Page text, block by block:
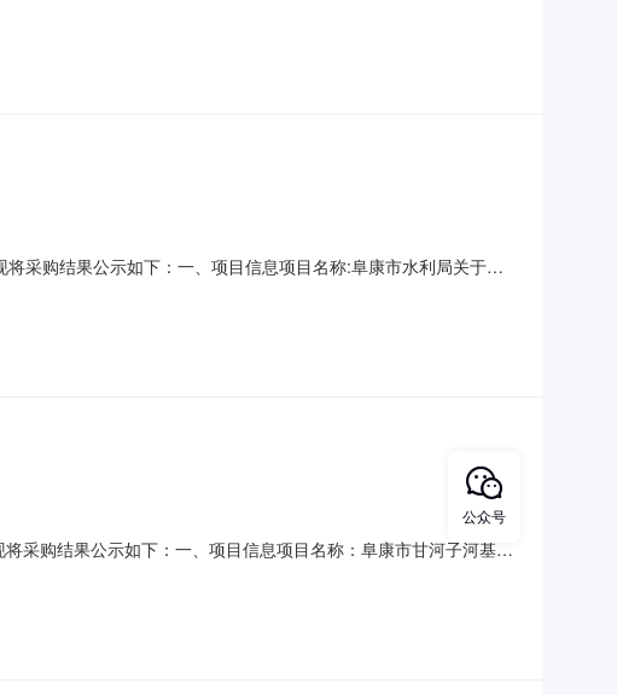
传真：/地址：阜康市2、运维公
采购结果公示如下：一、项目信息项目名称:阜康市水利局关于其
位名称:阜康市水利局采购单位地址:阜康市采
采购结果公示如下：一、项目信息项目名称：阜康市甘河子河基本
地址：新疆维吾尔自治区昌吉回族
公众号